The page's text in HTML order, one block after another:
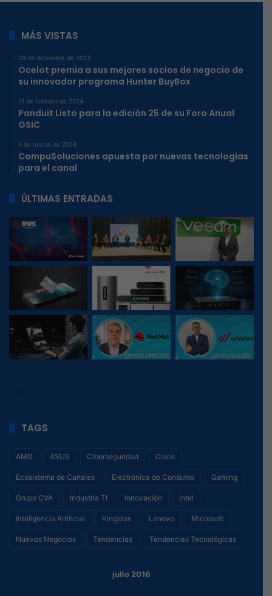
MÁS VISTAS
29 de diciembre de 2023
Ocelot premia a sus mejores socios de negocio de
su innovador programa Hunter BuyBox
21 de febrero de 2024
Panduit Listo para la edición 25 de su Foro Anual
GSIC
4 de marzo de 2024
CompuSoluciones apuesta por nuevas tecnologías
para el canal
ÚLTIMAS ENTRADAS
TAGS
AMD ASUS Ciberseguridad Cisco
Ecosistema de Canales Electrónica de Consumo Gaming
Grupo CVA Industria TI Innovación Intel
Inteligencia Artificial Kingston Lenovo Microsoft
Nuevos Negocios Tendencias Tendencias Tecnológicas
julio 2016